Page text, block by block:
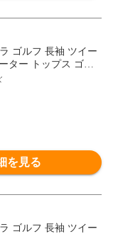
ゴルフ 長袖 ツイー
ター トップス ゴル
GOLF 秋冬ウェ
を見る
ゴルフ 長袖 ツイー